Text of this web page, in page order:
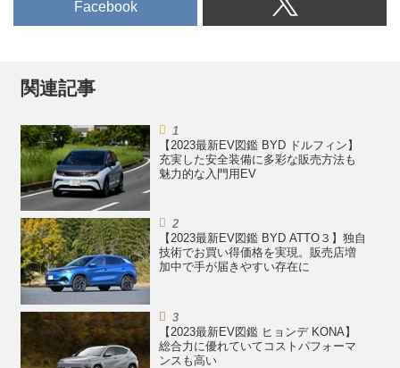
Facebook
関連記事
【2023最新EV図鑑 BYD ドルフィン】
充実した安全装備に多彩な販売方法も
魅力的な入門用EV
【2023最新EV図鑑 BYD ATTO３】独自
技術でお買い得価格を実現。販売店増
加中で手が届きやすい存在に
【2023最新EV図鑑 ヒョンデ KONA】
総合力に優れていてコストパフォーマ
ンスも高い